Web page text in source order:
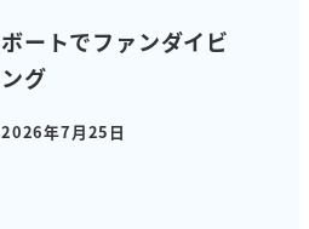
ボートでファンダイビ
ング
投稿日
2026年7月25日